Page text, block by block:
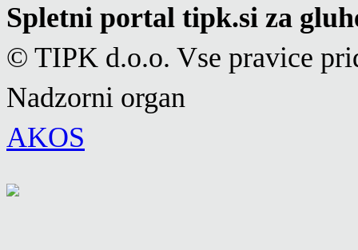
Spletni portal tipk.si za
© TIPK d.o.o. Vse pravice
Nadzorni organ
AKOS